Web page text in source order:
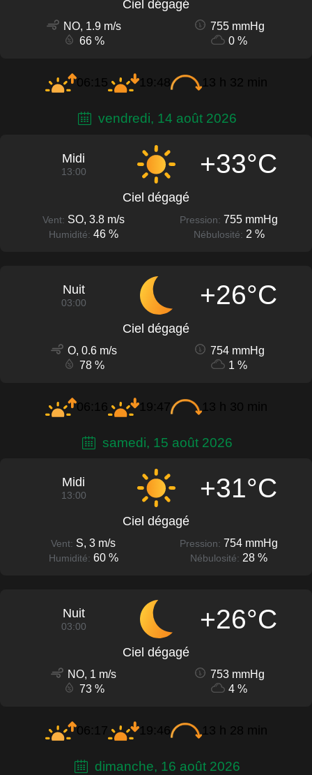
Ciel dégagé
NO, 1.9 m/s
755 mmHg
66 %
0 %
06:15 19:48 13 h 32 min
vendredi, 14 août 2026
Midi
13:00 +33°C
Ciel dégagé
Vent: SO, 3.8 m/s Pression: 755 mmHg
Humidité: 46 % Nébulosité: 2 %
Nuit
03:00 +26°C
Ciel dégagé
O, 0.6 m/s
754 mmHg
78 %
1 %
06:16 19:47 13 h 30 min
samedi, 15 août 2026
Midi
13:00 +31°C
Ciel dégagé
Vent: S, 3 m/s Pression: 754 mmHg
Humidité: 60 % Nébulosité: 28 %
Nuit
03:00 +26°C
Ciel dégagé
NO, 1 m/s
753 mmHg
73 %
4 %
06:17 19:46 13 h 28 min
dimanche, 16 août 2026